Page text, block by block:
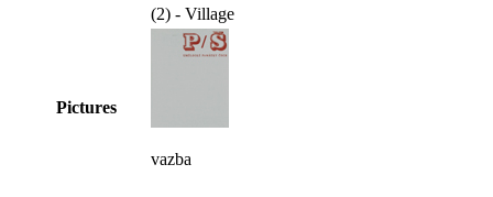
(2) - Village
Pictures
vazba